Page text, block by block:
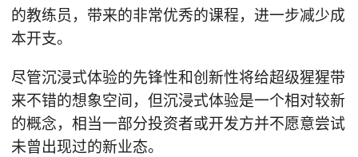
的教练员，带来的非常优秀的课程，进一步减少成
本开支。
尽管沉浸式体验的先锋性和创新性将给超级猩猩带
来不错的想象空间，但沉浸式体验是一个相对较新
的概念，相当一部分投资者或开发方并不愿意尝试
未曾出现过的新业态。